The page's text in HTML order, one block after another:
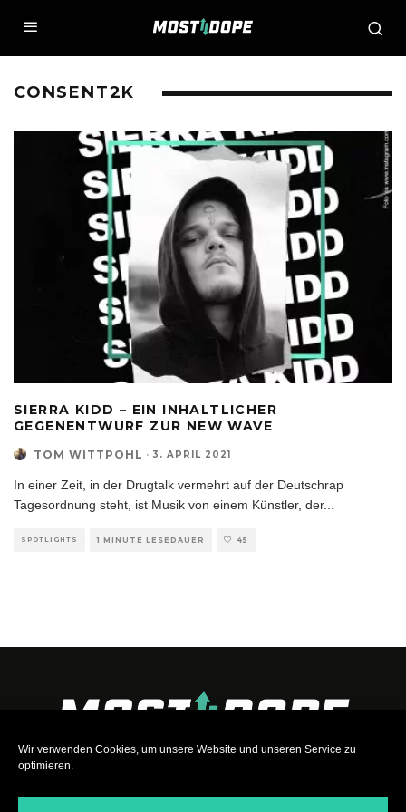
Wir verwenden Cookies, um unsere Website und unseren Service zu
optimieren.
CONSENT2K
SIERRA KIDD – EIN INHALTLICHER
GEGENENTWURF ZUR NEW WAVE
TOM WITTPOHL · 3. APRIL 2021
In einer Zeit, in der Drugtalk vermehrt auf der Deutschrap
Tagesordnung steht, ist Musik von einem Künstler, der...
SPOTLIGHTS 1 MINUTE LESEDAUER 45